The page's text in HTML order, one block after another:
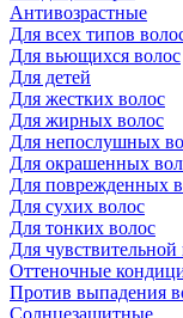
Антивозрастные
Для всех типов
Для вьющихся волос
Для детей
Для жестких волос
Для жирных волос
Для непослушных
Для окрашенных
Для поврежденных
Для сухих волос
Для тонких волос
Для
Оттеночные
Против выпадения
Солнцезащитные